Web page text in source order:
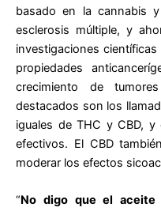
basado en la cannabis
esclerosis múltiple, y
investigaciones
propiedades
crecimiento de
destacados son los
iguales de THC y CBD,
efectivos. El CBD
moderar los efectos
“No digo que el aceite